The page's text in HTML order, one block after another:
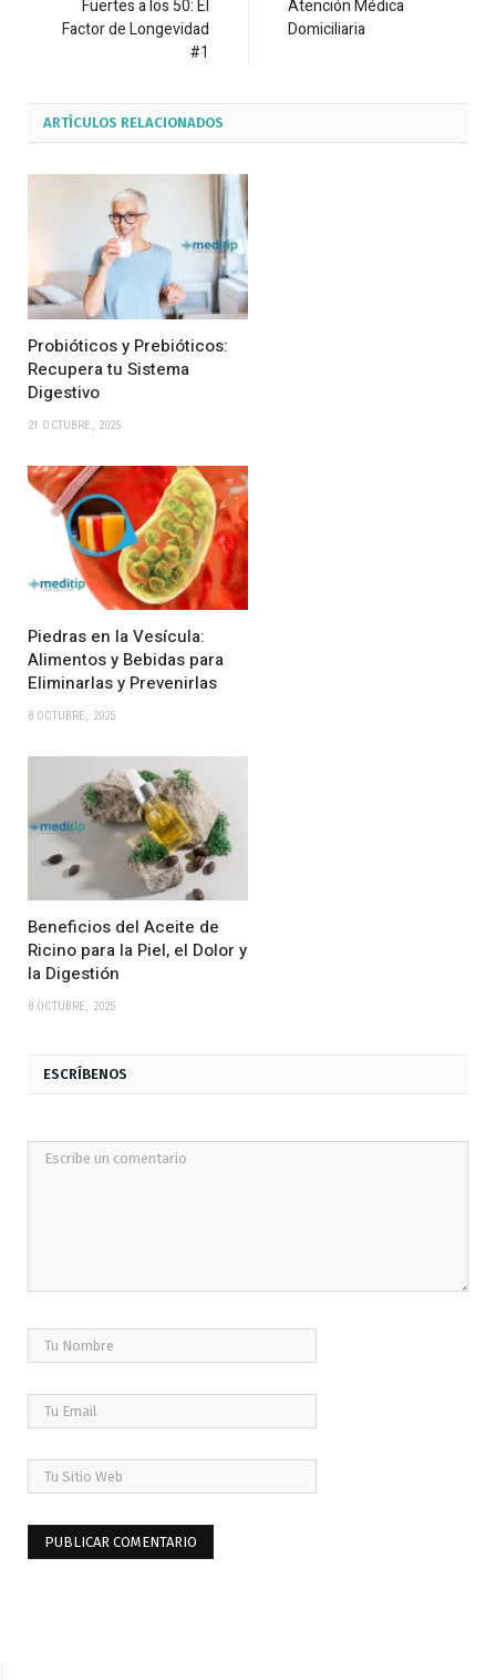
Fuertes a los 50: El
Factor de Longevidad
#1
Atención Médica
Domiciliaria
ARTÍCULOS RELACIONADOS
Probióticos y Prebióticos:
Recupera tu Sistema
Digestivo
21 OCTUBRE, 2025
Piedras en la Vesícula:
Alimentos y Bebidas para
Eliminarlas y Prevenirlas
8 OCTUBRE, 2025
Beneficios del Aceite de
Ricino para la Piel, el Dolor y
la Digestión
8 OCTUBRE, 2025
ESCRÍBENOS